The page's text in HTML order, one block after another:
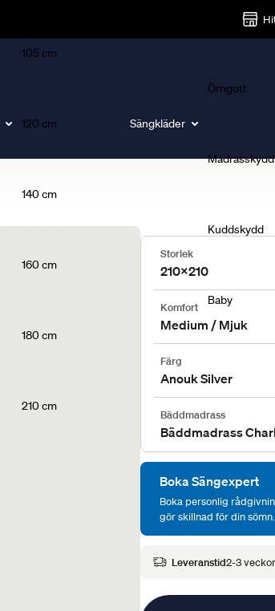
105 cm
120 cm
140 cm
160 cm
180 cm
210 cm
Sängkläder
Örngott
Madrasskydd
Kuddskydd
Baby
Storlek
210x210
Komfort
Medium / Mjuk
Färg
Anouk Silver
Bäddmadrass
Bäddmadrass
Boka Sängexpert
Boka personlig
gör skillnad för din sömn.
Leveranstid2-3 veckor